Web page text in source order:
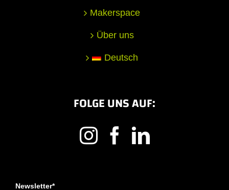
Makerspace
Über uns
Deutsch
FOLGE UNS AUF:
Newsletter*